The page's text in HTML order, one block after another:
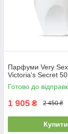
Парфуми Very
Victoria's Secret
Готово до
1 905 ₴ 2 450 ₴
Купити